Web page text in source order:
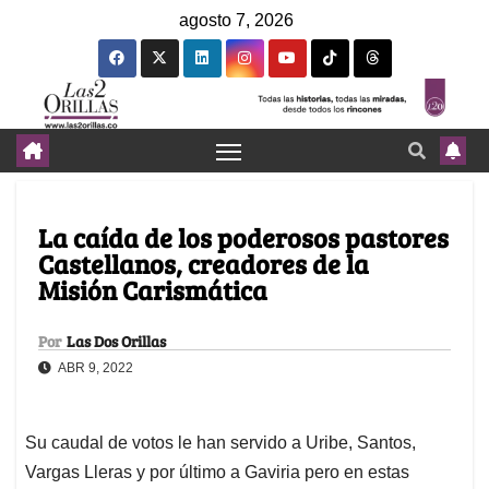
agosto 7, 2026
La caída de los poderosos pastores
Castellanos, creadores de la
Misión Carismática
Por Las Dos Orillas
ABR 9, 2022
Su caudal de votos le han servido a Uribe, Santos,
Vargas Lleras y por último a Gaviria pero en estas